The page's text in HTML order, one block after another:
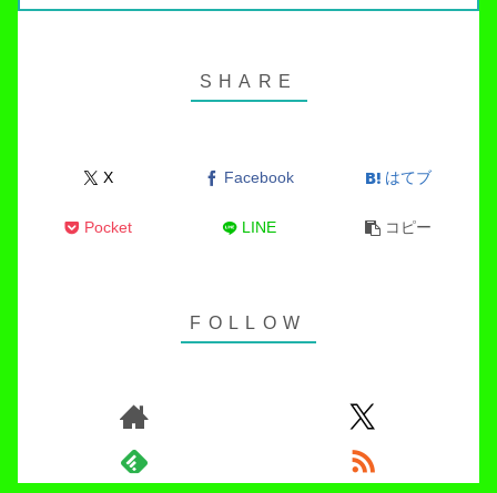
X Facebook はてブ
Pocket LINE コピー